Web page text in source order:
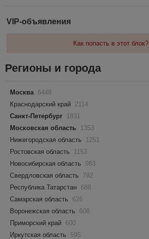
VIP-объявления
Как попасть в этот блок?
Регионы и города
Москва 6448
Краснодарский край 2114
Санкт-Петербург 1831
Московская область 1353
Нижегородская область
1251
Ростовская область
1153
Новосибирская область
983
Свердловская область
792
Республика Татарстан 688
Самарская область
626
Воронежская область
608
Приморский край 600
Иркутская область
595